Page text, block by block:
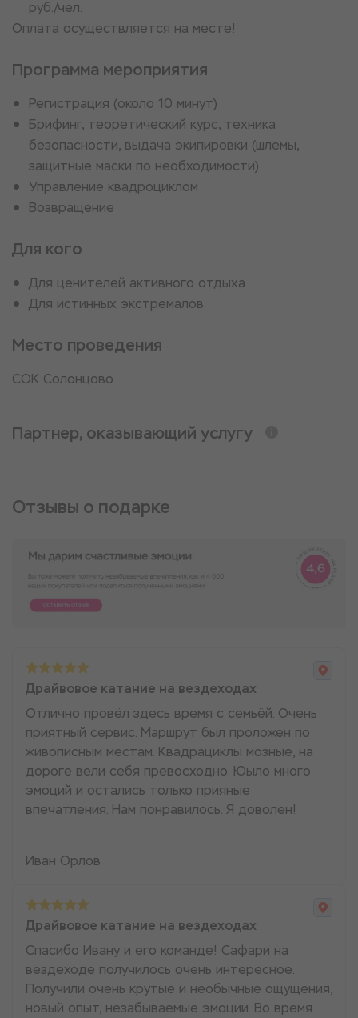
руб./чел.
Оплата осуществляется на месте!
Программа мероприятия
Регистрация (около 10 минут)
Брифинг, теоретический курс, техника
безопасности, выдача экипировки (шлемы,
защитные маски по необходимости)
Управление квадроциклом
Возвращение
Для кого
Для ценителей активного отдыха
Для истинных экстремалов
Место проведения
СОК Солонцово
Партнер, оказывающий услугу
Отзывы о подарке
Драйвовое катание на вездеходах
Отлично провёл здесь время с семьёй. Очень
приятный сервис. Маршрут был проложен по
живописным местам. Квадрациклы мозные, на
дороге вели себя превосходно. Юыло много
эмоций и остались только прияные
впечатления. Нам понравилось. Я доволен!
Иван Орлов
Драйвовое катание на вездеходах
Спасибо Ивану и его команде! Сафари на
вездеходе получилось очень интересное.
Получили очень крутые и необычные ощущения,
новый опыт, незабываемые эмоции. Во время